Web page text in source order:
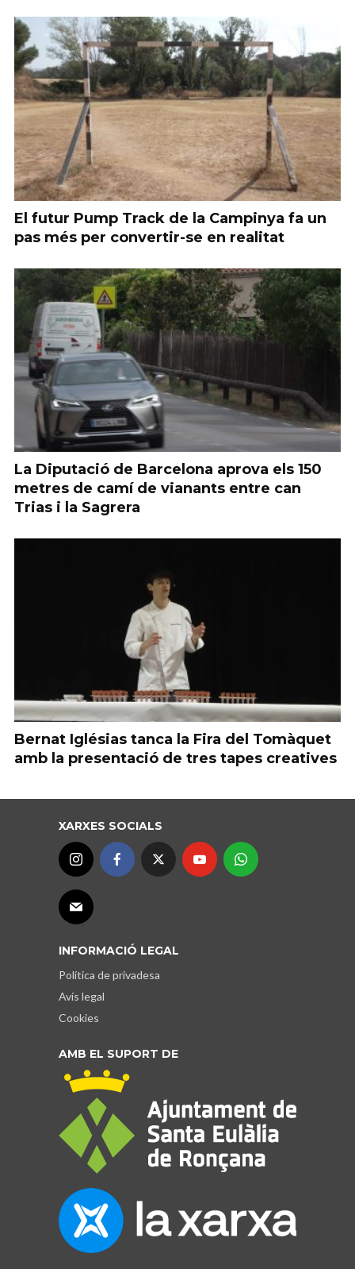
El futur Pump Track de la Campinya fa un
pas més per convertir-se en realitat
La Diputació de Barcelona aprova els 150
metres de camí de vianants entre can
Trias i la Sagrera
Bernat Iglésias tanca la Fira del Tomàquet
amb la presentació de tres tapes creatives
XARXES SOCIALS
INFORMACIÓ LEGAL
Política de privadesa
Avís legal
Cookies
AMB EL SUPORT DE